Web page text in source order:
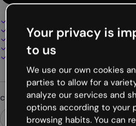
100% personalizzabile
Aggiungi audio, video e multimedia
Presenta, condividi o pubblica online
Scarica in PDF, MP4 e altri formati
Cerchi qualcosa di diverso?
Your privacy is
to us
We use our own cookies
parties to allow for a
analyze our services and
options according to your
browsing habits. You can